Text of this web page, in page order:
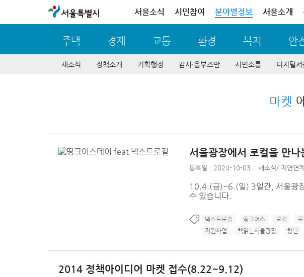
서울특별시 서울소식 시민참여 분야별정보 서울소개
주택 경제 교통 환경 복지 안
새소식 정책소개 기획행정 감사∙옴부즈만 시민소통 디지털서
마켓
서울광장에서 로컬을 만
등록일 : 2024-10-03 새소식/ 지연연
10.4.(금)~6.(일) 3일간, 서울광
수 있습니다.
넥스트로컬 띵크어스 로컬
지원사업
책읽는서울광장 청년
2014 정책아이디어 마켓 접수(8.22~9.12)